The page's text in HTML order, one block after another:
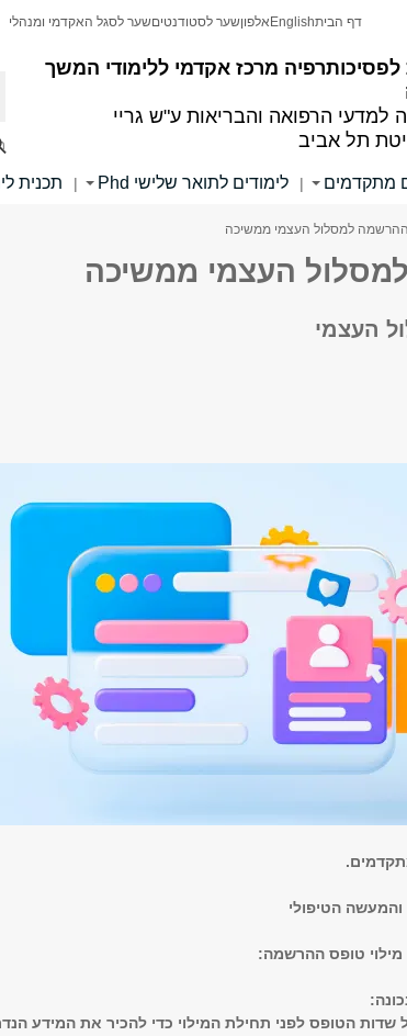
מרכז אקדמי ללימודי המשך
למדעי הרפואה והבריאות ע"ש גריי
תל אביב
דף הביתEnglish אלפוןשער לסטודנטיםשער לסגל האקדמי ומנהלי
מתקדמים | לימודים לתואר שלישי Phd | תכנית
למסלול העצמי ממשיכה
העצמי ממשיכה
העצמי
והמעשה הטיפולי
מילוי טופס ההרשמה:
שדות הטופס לפני תחילת המילוי כדי להכיר את המידע